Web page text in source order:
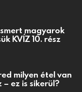
magyarok
KVÍZ 10. rész
milyen étel van
– ez is sikerül?